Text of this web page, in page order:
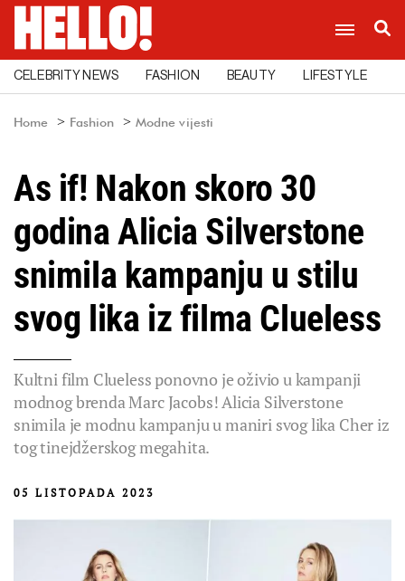
CELEBRITY NEWS FASHION BEAUTY LIFESTYLE
Home Fashion Modne vijesti
As if! Nakon skoro 30
godina Alicia Silverstone
snimila kampanju u stilu
svog lika iz filma Clueless
Kultni film Clueless ponovno je oživio u kampanji
modnog brenda Marc Jacobs! Alicia Silverstone
snimila je modnu kampanju u maniri svog lika Cher iz
tog tinejdžerskog megahita.
05 LISTOPADA 2023